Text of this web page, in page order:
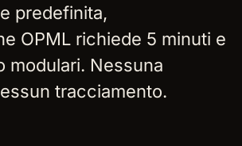
predefinita,
OPML richiede 5 minuti e
modulari. Nessuna
tracciamento.